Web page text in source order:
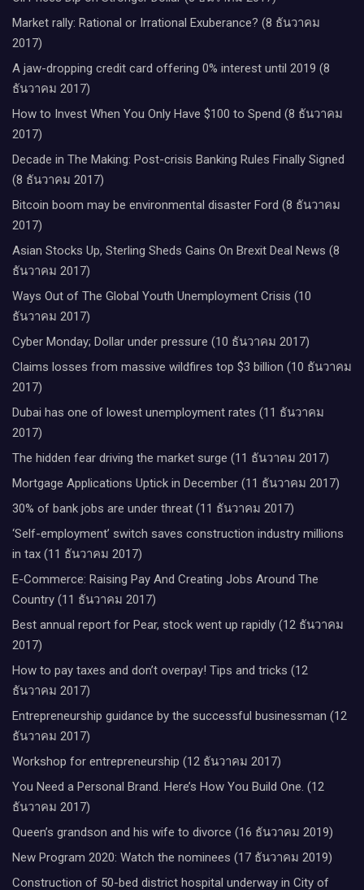
Market rally: Rational or Irrational Exuberance? (8 ธันวาคม
2017)
A jaw-dropping credit card offering 0% interest until 2019 (8
ธันวาคม 2017)
How to Invest When You Only Have $100 to Spend (8 ธันวาคม
2017)
Decade in The Making: Post-crisis Banking Rules Finally Signed
(8 ธันวาคม 2017)
Bitcoin boom may be environmental disaster Ford (8 ธันวาคม
2017)
Asian Stocks Up, Sterling Sheds Gains On Brexit Deal News (8
ธันวาคม 2017)
Ways Out of The Global Youth Unemployment Crisis (10
ธันวาคม 2017)
Cyber Monday; Dollar under pressure (10 ธันวาคม 2017)
Claims losses from massive wildfires top $3 billion (10 ธันวาคม
2017)
Dubai has one of lowest unemployment rates (11 ธันวาคม
2017)
The hidden fear driving the market surge (11 ธันวาคม 2017)
Mortgage Applications Uptick in December (11 ธันวาคม 2017)
30% of bank jobs are under threat (11 ธันวาคม 2017)
‘Self-employment’ switch saves construction industry millions
in tax (11 ธันวาคม 2017)
E-Commerce: Raising Pay And Creating Jobs Around The
Country (11 ธันวาคม 2017)
Best annual report for Pear, stock went up rapidly (12 ธันวาคม
2017)
How to pay taxes and don’t overpay! Tips and tricks (12
ธันวาคม 2017)
Entrepreneurship guidance by the successful businessman (12
ธันวาคม 2017)
Workshop for entrepreneurship (12 ธันวาคม 2017)
You Need a Personal Brand. Here’s How You Build One. (12
ธันวาคม 2017)
Queen’s grandson and his wife to divorce (16 ธันวาคม 2019)
New Program 2020: Watch the nominees (17 ธันวาคม 2019)
Construction of 50-bed district hospital underway in City of